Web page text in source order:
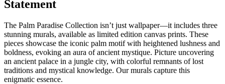
Statement
The Palm Paradise Collection isn’t just wallpaper—it includes three
stunning murals, available as limited edition canvas prints. These
pieces showcase the iconic palm motif with heightened lushness and
boldness, evoking an aura of ancient mystique. Picture uncovering
an ancient palace in a jungle city, with colorful remnants of lost
traditions and mystical knowledge. Our murals capture this
enigmatic essence.